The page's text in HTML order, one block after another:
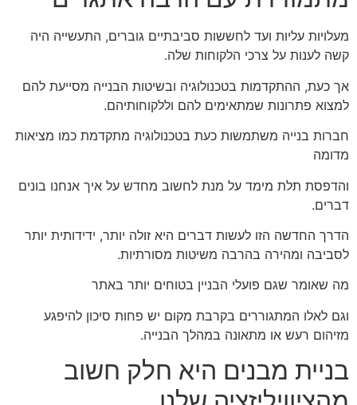
מעלויות עליות ועד לחששות סביבתיים גוברים, התעשייה היה
קשה לענות על צרכי הלקוחות שלה.
אך כעת, ההתקדמות בטכנולוגיה ובשיטות הבנייה מסייעת להם
למצוא פתרונות שמתאימים להם וללקוחותיהם.
חברות בנייה משתמשות כעת בטכנולוגיה מתקדמת כמו מציאות
מדומה
והדפסת תלת מימד על מנת לחשוב מחדש על איך אנחנו בונים
דברים.
הדרך החדשה הזו לעשות דברים היא זולה יותר, ידידותית יותר
לסביבה ומהירה בהרבה משיטות מסורתיות.
מה שאומר שגם פועלי הבניין בטוחים יותר באתר
וגם לאלו המתגוררים בקרבת מקום יש פחות סיכון להיפגע
מזיהום רעש או מתאונה במהלך הבנייה.
בניית מבנים היא חלק חשוב